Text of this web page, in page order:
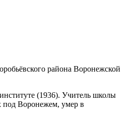
района Воронежской
(1936). Учитель школы
под Воронежем, умер в